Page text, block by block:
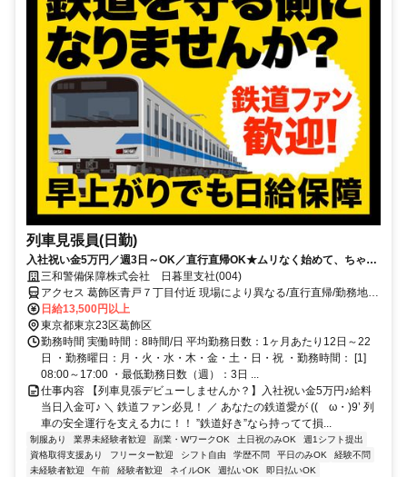
列車見張員(日勤)
入社祝い金5万円／週3日～OK／直行直帰OK★ムリなく始めて、ちゃん
と稼げる警備。
三和警備保障株式会社 日暮里支社(004)
アクセス 葛飾区青戸７丁目付近 現場により異なる/直行直帰/勤務地相
談可 ■電話面接■来社不要■即日勤務
日給13,500円以上
東京都東京23区葛飾区
勤務時間 実働時間：8時間/日 平均勤務日数：1ヶ月あたり12日～22
日 ・勤務曜日：月・火・水・木・金・土・日・祝 ・勤務時間： [1]
08:00～17:00 ・最低勤務日数（週）：3日 ...
仕事内容 【列車見張デビューしませんか？】入社祝い金5万円♪給料
当日入金可♪ ＼ 鉄道ファン必見！ ／ あなたの鉄道愛が ((ゝω・)9’ 列
車の安全運行を支える力に！！ ”鉄道好き”なら持ってて損...
制服あり 業界未経験者歓迎 副業・WワークOK 土日祝のみOK
週1シフト提出
資格取得支援あり
フリーター歓迎 シフト自由 学歴不問 平日のみOK
経験不問
未経験者歓迎
午前 経験者歓迎 ネイルOK 週払いOK
即日払いOK